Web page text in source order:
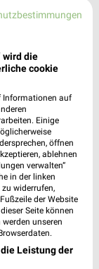
wird die
cookie
Informationen auf
Einige
öffnen
ablehnen
verwalten“
in der linken
widerrufen,
der Website
Seite können
unseren
Leistung der